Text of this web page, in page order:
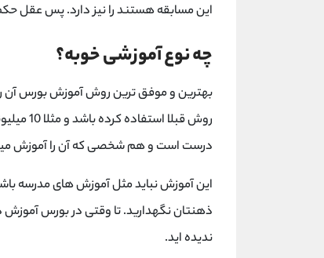
این مسابقه هستند را نیز دارد. پس عقل حکم
چه نوع آموزشی خوبه؟
بهترین و موفق ترین روش آموزش بورس آن
درست است و هم شخصی که آن را آموزش میدهد
این آموزش نباید مثل آموزش های مدرسه
ذهنتان نگهدارید. تا وقتی در بورس آموزش
ندیده اید.